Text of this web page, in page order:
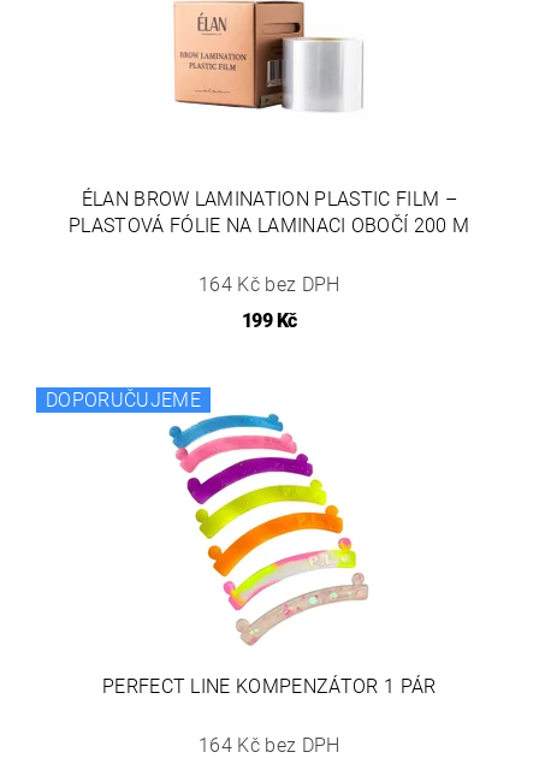
ÉLAN BROW LAMINATION PLASTIC FILM –
PLASTOVÁ FÓLIE NA LAMINACI OBOČÍ 200 M
164 Kč bez DPH
199 Kč
DOPORUČUJEME
PERFECT LINE KOMPENZÁTOR 1 PÁR
164 Kč bez DPH